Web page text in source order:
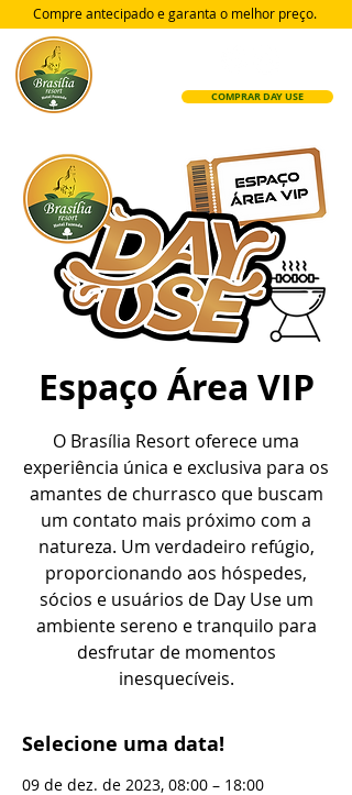
COMPRAR DAY USE
Compre antecipado e garanta o melhor preço.
Espaço Área VIP
O Brasília Resort oferece uma
experiência única e exclusiva para os
amantes de churrasco que buscam
um contato mais próximo com a
natureza. Um verdadeiro refúgio,
proporcionando aos hóspedes,
sócios e usuários de Day Use um
ambiente sereno e tranquilo para
desfrutar de momentos
inesquecíveis.
Selecione uma data!
09 de dez. de 2023, 08:00 – 18:00